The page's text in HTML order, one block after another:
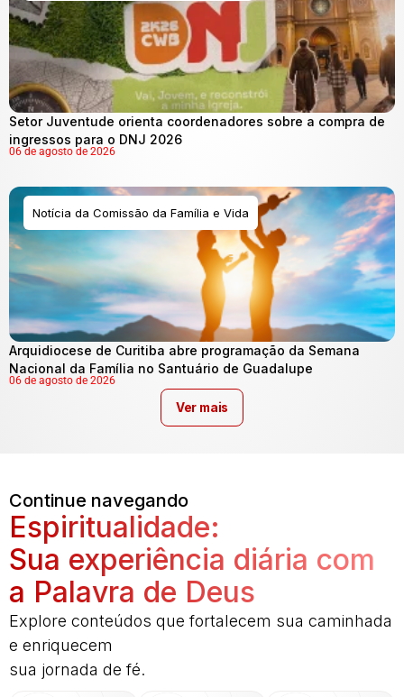
Setor Juventude orienta coordenadores sobre a compra de
ingressos para o DNJ 2026
06 de agosto de 2026
Notícia da Comissão da Família e Vida
Arquidiocese de Curitiba abre programação da Semana
Nacional da Família no Santuário de Guadalupe
06 de agosto de 2026
Ver mais
Continue navegando
Espiritualidade:
Sua experiência diária com
a Palavra de Deus
Explore conteúdos que fortalecem sua caminhada
e enriquecem
sua jornada de fé.